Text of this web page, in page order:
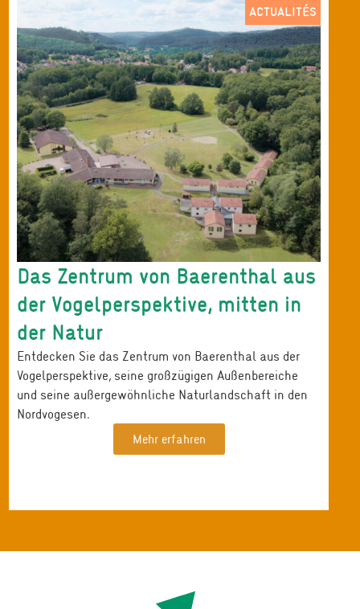
Das Zentrum von Baerenthal aus
der Vogelperspektive, mitten in
der Natur
Entdecken Sie das Zentrum von Baerenthal aus der
Vogelperspektive, seine großzügigen Außenbereiche
und seine außergewöhnliche Naturlandschaft in den
Nordvogesen.
ACTUALITÉS
Mehr erfahren